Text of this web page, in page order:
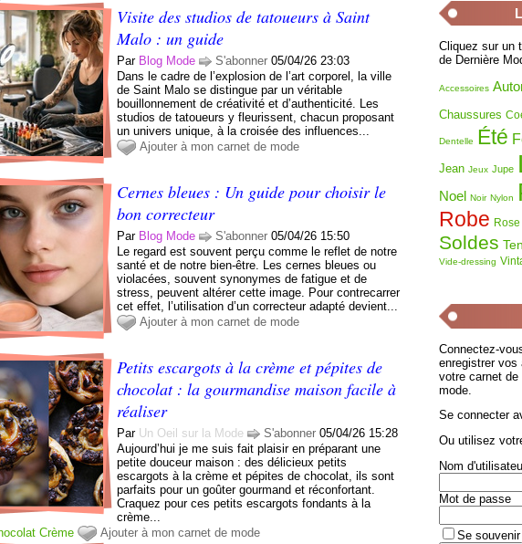
Visite des studios de tatoueurs à Saint
Malo : un guide
Par Blog Mode S'abonner 05/04/26 23:03
Dans le cadre de l’explosion de l’art corporel, la ville
de Saint Malo se distingue par un véritable
bouillonnement de créativité et d’authenticité. Les
studios de tatoueurs y fleurissent, chacun proposant
un univers unique, à la croisée des influences...
Ajouter à mon carnet de mode
Cernes bleues : Un guide pour choisir le
bon correcteur
Par Blog Mode S'abonner 05/04/26 15:50
Le regard est souvent perçu comme le reflet de notre
santé et de notre bien-être. Les cernes bleues ou
violacées, souvent synonymes de fatigue et de
stress, peuvent altérer cette image. Pour contrecarrer
cet effet, l’utilisation d’un correcteur adapté devient...
Ajouter à mon carnet de mode
Petits escargots à la crème et pépites de
chocolat : la gourmandise maison facile à
réaliser
Par Un Oeil sur la Mode S'abonner 05/04/26 15:28
Aujourd’hui je me suis fait plaisir en préparant une
petite douceur maison : des délicieux petits
escargots à la crème et pépites de chocolat, ils sont
parfaits pour un goûter gourmand et réconfortant.
Craquez pour ces petits escargots fondants à la
crème...
Crème Ajouter à mon carnet de mode
Cliquez sur un
de Dernière
Accessoires
Chaussures
Dentelle Été
Jean Jeux Jupe
Noel Noir Nylon
Robe Rose
Soldes
Vide-dressing
Connectez-
enregistrer vos
votre carnet de
mode.
Se connecter
Ou utilisez
Nom
Mot de passe
Se